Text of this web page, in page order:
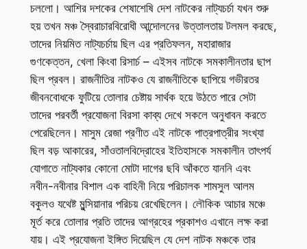
চললো। আশির দশকের শেষাশেষি দেশ নাটকের নাট্যচর্চা যখন শুরু
হয় তখন মঞ্চ স্বৈরাচারবিরোধী আন্দোলনের উত্তালতায় টলমল করছে,
তাদের নিয়মিত নাট্যচর্চায় ছিল এর প্রতিফলন, মহারাজার
গুণকেত্তন, খেলা কিংবা রিসার্চ – এইসব নাটকে সমকালীনতার ছাপ
ছিল প্রবল। রাজনীতির নাটকও যে রাজনীতিকে ছাপিয়ে গভীরতর
জীবনবোধকে ফুটিয়ে তোলার চেষ্টায় সার্থক হয়ে উঠতে পারে সেটা
তাদের পরবর্তী প্রযোজনা বিরসা কাব্য দেখে সকলে অনুধাবন করতে
পেরেছিলেন। মাসুম রেজা প্রণীত এই নাটকে পাত্রপাত্রীর সংখ্যা
ছিল বড় আকারের, সাঁওতালবিদ্রোহের ইতিহাসকে সমকালীন তাৎপর্য
যোগাতে নাট্যকার কোনো মোটা দাগের ছবি আঁকতে যাননি এবং
নবীন-নবীনার বিশাল এক বাহিনী নিয়ে পরিচালক শামসুল আলম
বকুলও যথেষ্ট মুন্সিয়ানার পরিচয় রেখেছিলেন। লৌকিক আচার মঞ্চে
মূর্ত করে তোলার প্রতি তাদের আগ্রহের প্রকাশও এখানে লক্ষ করা
যায়। এই প্রযোজনা ইঙ্গিত দিয়েছিল যে দেশ নাটক মঞ্চকে তার